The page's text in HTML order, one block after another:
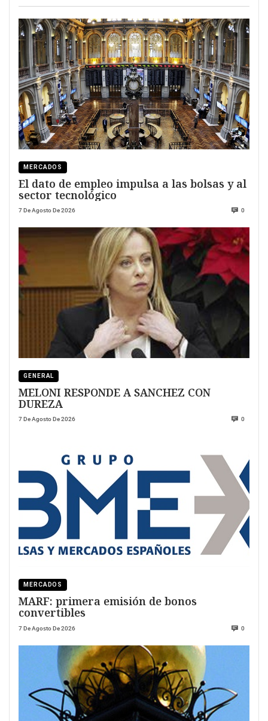
MERCADOS
El dato de empleo impulsa a las bolsas y al
sector tecnológico
7 De Agosto De 2026 0
GENERAL
MELONI RESPONDE A SANCHEZ CON
DUREZA
7 De Agosto De 2026 0
MERCADOS
MARF: primera emisión de bonos
convertibles
7 De Agosto De 2026 0